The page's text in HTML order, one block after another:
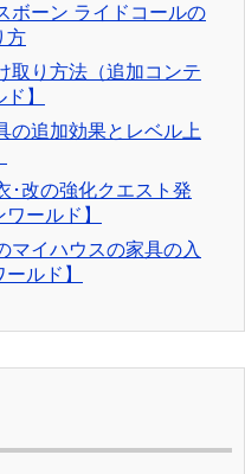
ボーン ライドコールの
方
取り方法（追加コンテ
】
の追加効果とレベル上
･改の強化クエスト発
ールド】
マイハウスの家具の入
ルド】